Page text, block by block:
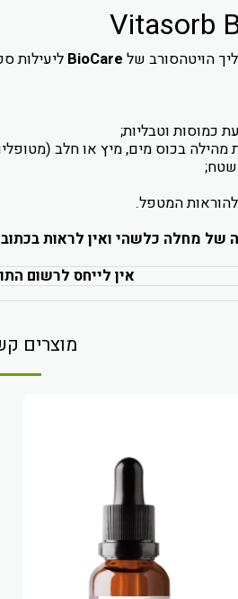
Vitasorb
BioCare ליעילות
כמוסות וטבליות;
בכוס מים, מיץ או חלב
שטח;
המטפל.
של מחלה כלשהי ואין לראות
אין לייחס לרשום
מוצרים